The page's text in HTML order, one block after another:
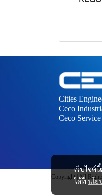
เว็บไซต์
ได้ที่นโย
Cities
Ceco
Ceco
Copyright | All